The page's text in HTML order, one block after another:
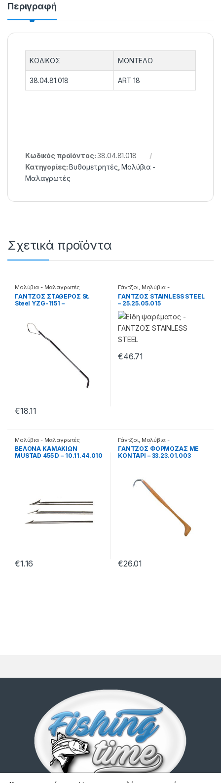
Περιγραφή
ΚΩΔΙΚΟΣ ΜΟΝΤΕΛΟ
38.04.81.018 ART 18
Κωδικός προϊόντος:38.04.81.018
Κατηγορίες:Βυθομετρητές ,Μολύβια -
Μαλαγρωτές
Σχετικά προϊόντα
Μολύβια - Μαλαγρωτές
ΓΑΝΤΖΟΣ ΣΤΑΘΕΡΟΣ St.
Steel YZG-1151 –
€18.11
Γάντζοι, Μολύβια -
Μαλαγρωτές
ΓΑΝΤΖΟΣ STAINLESS STEEL
– 25.25.05.015
€46.71
Μολύβια - Μαλαγρωτές
BEΛONA KAMAKIΩN
MUSTAD 455 D – 10.11.44.010
€1.16
Γάντζοι Μολύβια -
Μαλαγρωτές
ΓΑΝΤΖΟΣ ΦΟΡΜΟΖΑΣ ΜΕ
ΚΟΝΤΑΡΙ – 33.23.01.003
€26.01